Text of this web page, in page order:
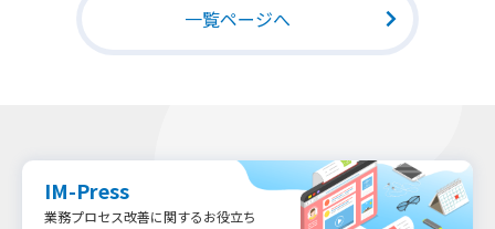
一覧ページへ
IM-Press
業務プロセス改善に関するお役立ち